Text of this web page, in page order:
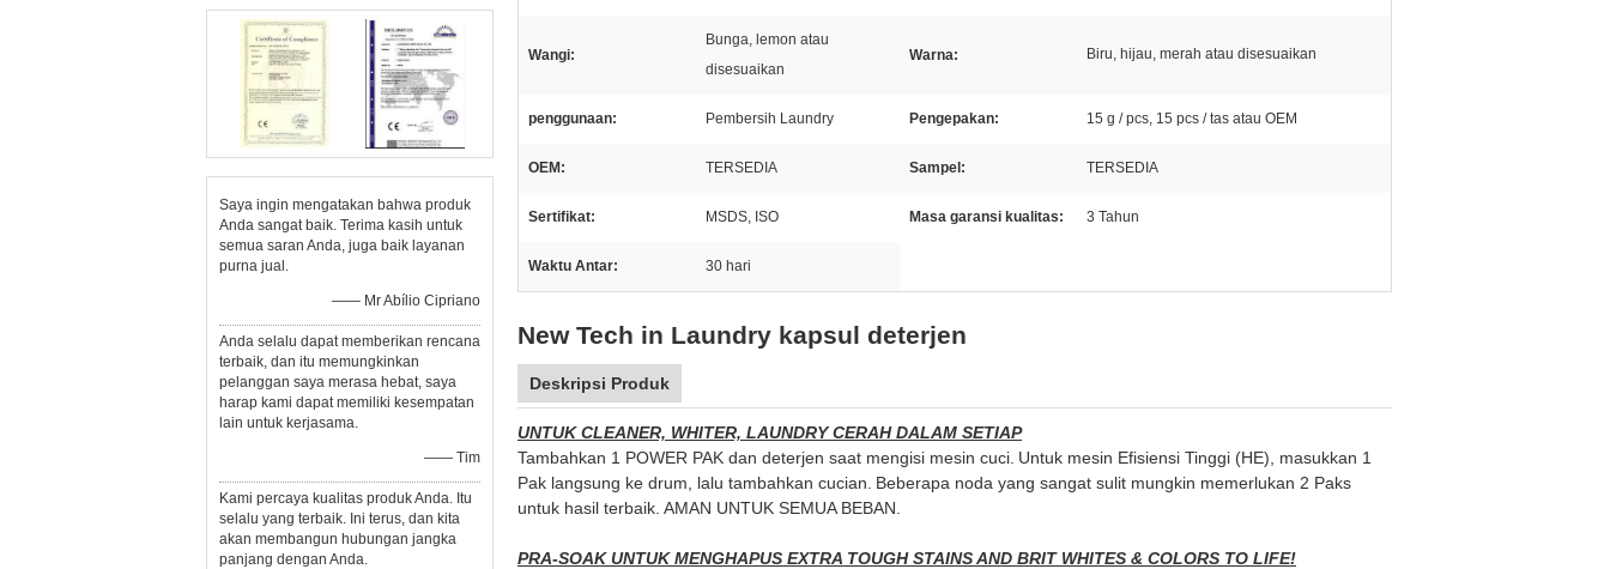
Saya ingin mengatakan bahwa produk
Anda sangat baik. Terima kasih untuk
semua saran Anda, juga baik layanan
purna jual.
—— Mr Abílio Cipriano
Anda selalu dapat memberikan rencana
terbaik, dan itu memungkinkan
pelanggan saya merasa hebat, saya
harap kami dapat memiliki kesempatan
lain untuk kerjasama.
—— Tim
Kami percaya kualitas produk Anda. Itu
selalu yang terbaik. Ini terus, dan kita
akan membangun hubungan jangka
panjang dengan Anda.
Wangi:
Bunga, lemon atau
disesuaikan
Warna: Biru, hijau, merah atau disesuaikan
penggunaan: Pembersih Laundry Pengepakan: 15 g / pcs, 15 pcs / tas atau OEM
OEM: TERSEDIA Sampel: TERSEDIA
Sertifikat: MSDS, ISO Masa garansi kualitas: 3 Tahun
Waktu Antar: 30 hari
New Tech in Laundry kapsul deterjen
Deskripsi Produk
UNTUK CLEANER, WHITER, LAUNDRY CERAH DALAM SETIAP
Tambahkan 1 POWER PAK dan deterjen saat mengisi mesin cuci. Untuk mesin Efisiensi Tinggi (HE), masukkan 1
Pak langsung ke drum, lalu tambahkan cucian. Beberapa noda yang sangat sulit mungkin memerlukan 2 Paks
untuk hasil terbaik. AMAN UNTUK SEMUA BEBAN.
PRA-SOAK UNTUK MENGHAPUS EXTRA TOUGH STAINS AND BRIT WHITES & COLORS TO LIFE!